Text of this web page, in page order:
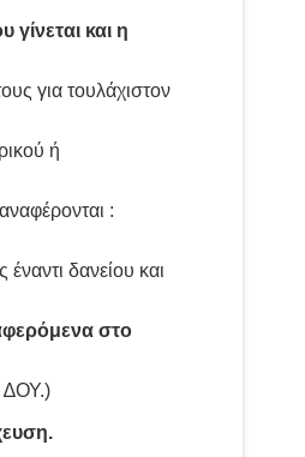
και η
για τουλάχιστον
ή
:
δανείου και
στο
∆ΟΥ.)